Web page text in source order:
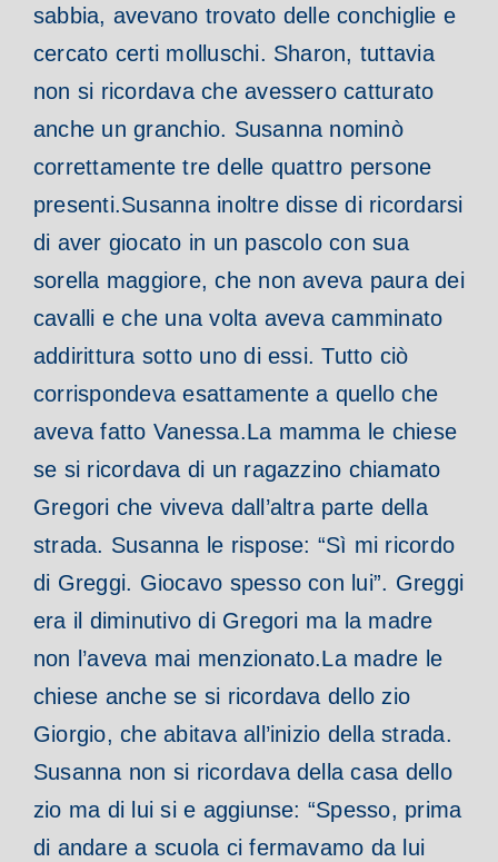
sabbia, avevano trovato delle conchiglie e
cercato certi molluschi. Sharon, tuttavia
non si ricordava che avessero catturato
anche un granchio. Susanna nominò
correttamente tre delle quattro persone
presenti.Susanna inoltre disse di ricordarsi
di aver giocato in un pascolo con sua
sorella maggiore, che non aveva paura dei
cavalli e che una volta aveva camminato
addirittura sotto uno di essi. Tutto ciò
corrispondeva esattamente a quello che
aveva fatto Vanessa.La mamma le chiese
se si ricordava di un ragazzino chiamato
Gregori che viveva dall’altra parte della
strada. Susanna le rispose: “Sì mi ricordo
di Greggi. Giocavo spesso con lui”. Greggi
era il diminutivo di Gregori ma la madre
non l’aveva mai menzionato.La madre le
chiese anche se si ricordava dello zio
Giorgio, che abitava all’inizio della strada.
Susanna non si ricordava della casa dello
zio ma di lui si e aggiunse: “Spesso, prima
di andare a scuola ci fermavamo da lui